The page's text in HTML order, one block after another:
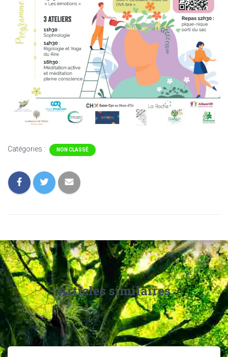
Catégories : NON CLASSÉ
Articles similaires